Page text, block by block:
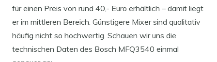
für einen Preis von rund 40,- Euro erhältlich – damit liegt
er im mittleren Bereich. Günstigere Mixer sind qualitativ
häufig nicht so hochwertig. Schauen wir uns die
technischen Daten des Bosch MFQ3540 einmal